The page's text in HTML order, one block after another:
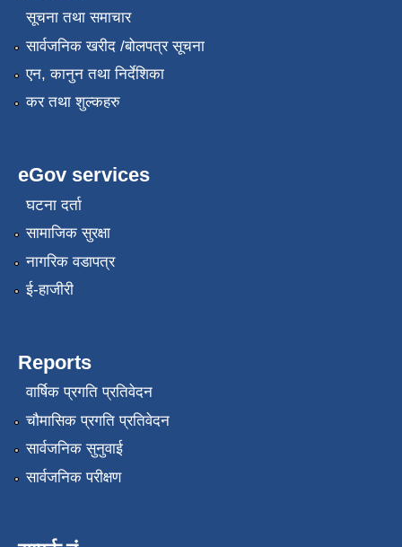
सूचना तथा समाचार
सार्वजनिक खरीद /बोलपत्र सूचना
एन, कानुन तथा निर्देशिका
कर तथा शुल्कहरु
eGov services
घटना दर्ता
सामाजिक सुरक्षा
नागरिक वडापत्र
ई-हाजीरी
Reports
वार्षिक प्रगति प्रतिवेदन
चौमासिक प्रगति प्रतिवेदन
सार्वजनिक सुनुवाई
सार्वजनिक परीक्षण